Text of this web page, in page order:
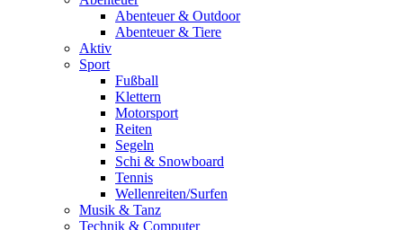
Abenteuer & Outdoor
Abenteuer & Tiere
Aktiv
Sport
Fußball
Klettern
Motorsport
Reiten
Segeln
Schi & Snowboard
Tennis
Wellenreiten/Surfen
Musik & Tanz
Technik & Computer